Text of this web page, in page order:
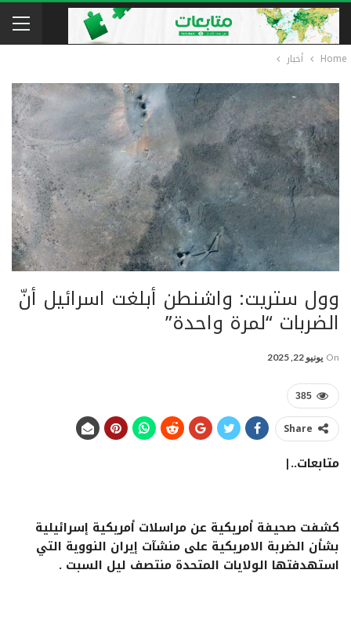
Home أخبار
وول ستريت: واشنطن أبلغت اسرائيل أنّ
الضربات “لمرة واحدة”
On يونيو 22, 2025
385
Share
متابعات..|
كشفت صحيفة أمريكية عن مراسلات أمريكية إسرائيلية
بشأن الضربة الامريكية على منشآت إيران النووية التي
استهدفتها الولايات المتحدة منتصف ليل السبت .